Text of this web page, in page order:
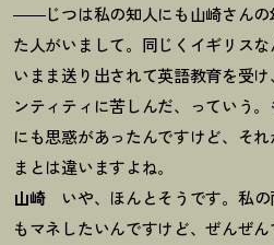
――じつは私の知人にも山崎さんの
た人がいまして。同じくイギリス
いまま送り出されて英語教育を受
ンティティに苦しんだ、っていう
にも思惑があったんですけど、そ
まとは違いますよね。
山崎いや、ほんとそうです。私の
もマネしたいんですけど、ぜんぜ